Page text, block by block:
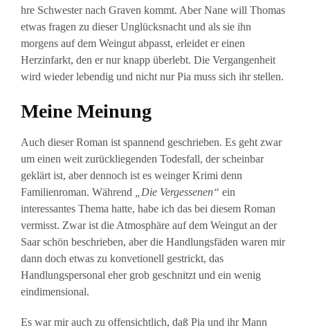
hre Schwester nach Graven kommt. Aber Nane will Thomas
etwas fragen zu dieser Unglücksnacht und als sie ihn
morgens auf dem Weingut abpasst, erleidet er einen
Herzinfarkt, den er nur knapp überlebt. Die Vergangenheit
wird wieder lebendig und nicht nur Pia muss sich ihr stellen.
Meine Meinung
Auch dieser Roman ist spannend geschrieben. Es geht zwar
um einen weit zurückliegenden Todesfall, der scheinbar
geklärt ist, aber dennoch ist es weinger Krimi denn
Familienroman. Während
„Die Vergessenen“ ein
interessantes Thema hatte, habe ich das bei diesem Roman
vermisst. Zwar ist die Atmosphäre auf dem Weingut an der
Saar schön beschrieben, aber die Handlungsfäden waren mir
dann doch etwas zu konvetionell gestrickt, das
Handlungspersonal eher grob geschnitzt und ein wenig
eindimensional.
Es war mir auch zu offensichtlich, daß Pia und ihr Mann